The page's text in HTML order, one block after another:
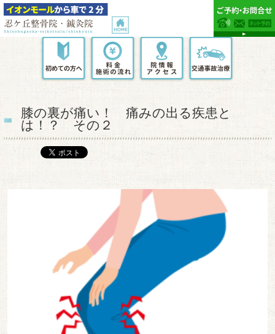
膝の裏が痛い！ 痛みの出る疾患と
は！？ その２